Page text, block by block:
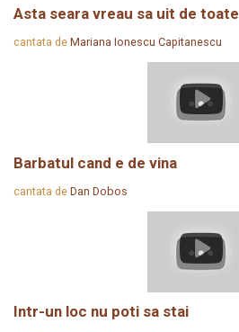
Asta seara vreau sa uit de toate
cantata de Mariana Ionescu Capitanescu
Barbatul cand e de vina
cantata de Dan Dobos
Intr-un loc nu poti sa stai